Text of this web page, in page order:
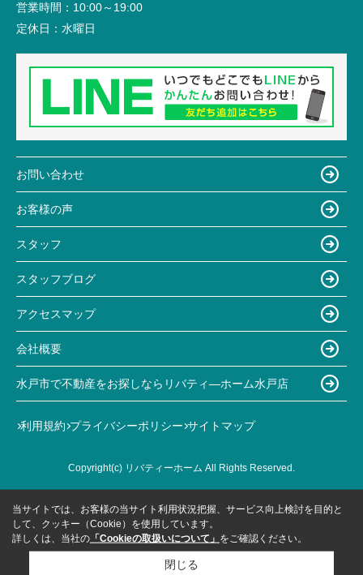
営業時間： 10:00～19:00
定休日： 水曜日
お問い合わせ
お客様の声
スタッフ
スタッフブログ
アクセスマップ
会社概要
水戸市で不動産をお探しならリバティ―ホーム水戸店
利用規約 プライバシーポリシー サイトマップ
Copyright(c) リバティーホーム All Rights Reserved.
当サイトでは、お客様の当サイト利用状況把握、サービス向上検討を目的と
して、クッキー（Cookie）を使用しています。
詳しくは、当社の 「Cookieの取扱いについて」 をご確認ください。
閉じる